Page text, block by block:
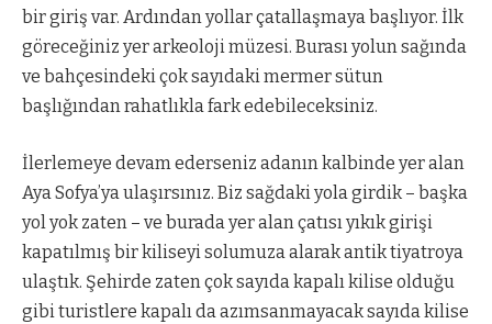
bir giriş var. Ardından yollar çatallaşmaya başlıyor. İlk
göreceğiniz yer arkeoloji müzesi. Burası yolun sağında
ve bahçesindeki çok sayıdaki mermer sütun
başlığından rahatlıkla fark edebileceksiniz.
İlerlemeye devam ederseniz adanın kalbinde yer alan
Aya Sofya’ya ulaşırsınız. Biz sağdaki yola girdik – başka
yol yok zaten – ve burada yer alan çatısı yıkık girişi
kapatılmış bir kiliseyi solumuza alarak antik tiyatroya
ulaştık. Şehirde zaten çok sayıda kapalı kilise olduğu
gibi turistlere kapalı da azımsanmayacak sayıda kilise